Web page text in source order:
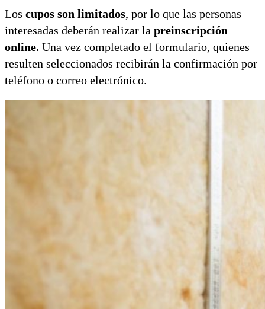
Los cupos son limitados, por lo que las personas
interesadas deberán realizar la preinscripción
online. Una vez completado el formulario, quienes
resulten seleccionados recibirán la confirmación por
teléfono o correo electrónico.